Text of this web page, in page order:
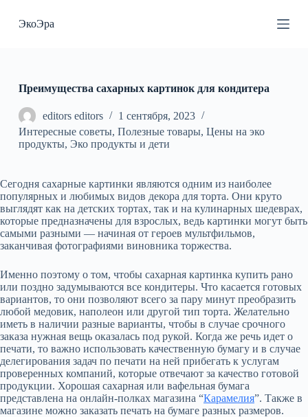
и
и
ЭкоЭра
Преимущества сахарных картинок для кондитера
editors editors
1 сентября, 2023
Интересные советы, Полезные товары, Цены на эко
продукты, Эко продукты и дети
Сегодня сахарные картинки являются одним из наиболее
популярных и любимых видов декора для торта. Они круто
выглядят как на детских тортах, так и на кулинарных шедеврах,
которые предназначены для взрослых, ведь картинки могут быть
самыми разными — начиная от героев мультфильмов,
заканчивая фотографиями виновника торжества.
Именно поэтому о том, чтобы сахарная картинка купить рано
или поздно задумываются все кондитеры. Что касается готовых
вариантов, то они позволяют всего за пару минут преобразить
любой медовик, наполеон или другой тип торта. Желательно
иметь в наличии разные варианты, чтобы в случае срочного
заказа нужная вещь оказалась под рукой. Когда же речь идет о
печати, то важно использовать качественную бумагу и в случае
делегирования задач по печати на ней прибегать к услугам
проверенных компаний, которые отвечают за качество готовой
продукции. Хорошая сахарная или вафельная бумага
представлена на онлайн-полках магазина “Карамелия”. Также в
магазине можно заказать печать на бумаге разных размеров.